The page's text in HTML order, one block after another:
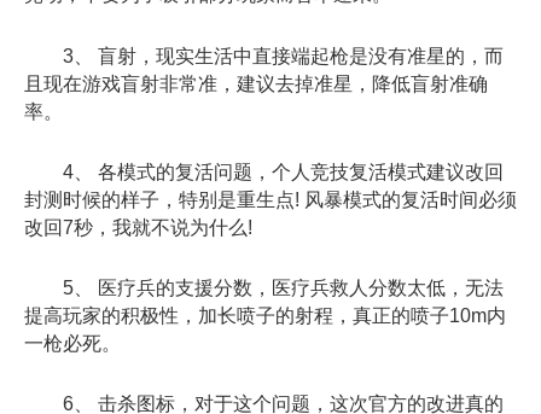
3、 盲射，现实生活中直接端起枪是没有准星的，而
且现在游戏盲射非常准，建议去掉准星，降低盲射准确
率。
4、 各模式的复活问题，个人竞技复活模式建议改回
封测时候的样子，特别是重生点! 风暴模式的复活时间必须
改回7秒，我就不说为什么!
5、 医疗兵的支援分数，医疗兵救人分数太低，无法
提高玩家的积极性，加长喷子的射程，真正的喷子10m内
一枪必死。
6、 击杀图标，对于这个问题，这次官方的改进真的